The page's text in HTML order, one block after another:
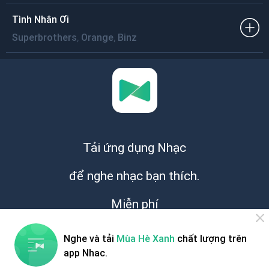
Tình Nhân Ơi
Superbrothers, Orange, Binz
Tải ứng dụng Nhạc
để nghe nhạc bạn thích.
Miễn phí
Nghe và tải Mùa Hè Xanh chất lượng trên
app Nhac.